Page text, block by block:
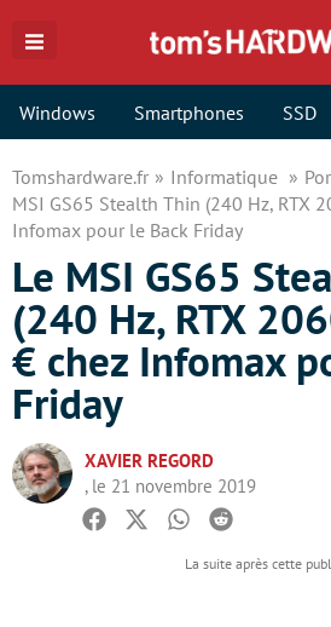
Windows Smartphones SSD
Tomshardware.fr Informatique
MSI GS65 Stealth Thin (240 Hz, RTX
Infomax pour le Back Friday
Le MSI GS65
(240 Hz, RTX
€ chez Infomax
Friday
XAVIER REGORD
, le 21 novembre 2019
Facebook
TwitterWhatsapp
Reddit